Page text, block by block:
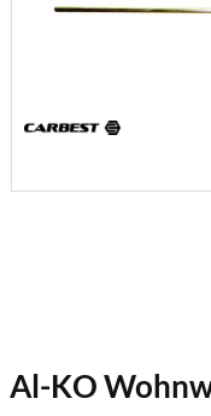
Al-KO